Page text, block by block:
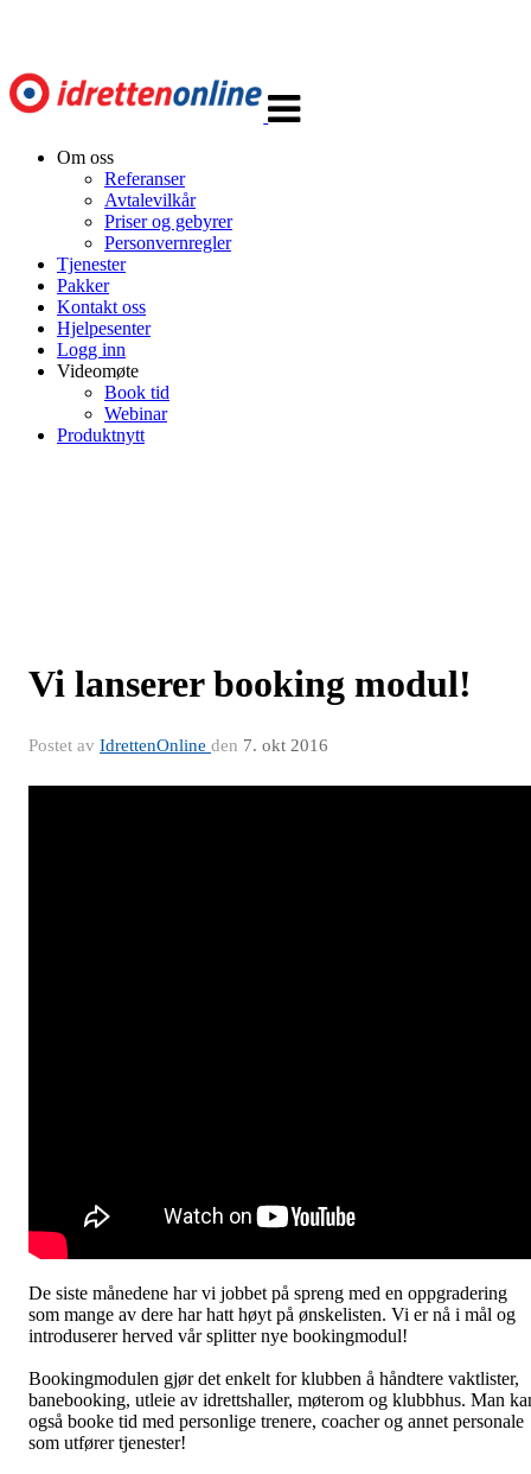
navigasjon
Om oss
Referanser
Avtalevilkår
Priser og gebyrer
Personvernregler
Tjenester
Pakker
Kontakt oss
Hjelpesenter
Logg inn
Videomøte
Book tid
Webinar
Produktnytt
Vi lanserer booking modul!
Postet av IdrettenOnline den 7. okt 2016
De siste månedene har vi jobbet på spreng med en oppgradering
som mange av dere har hatt høyt på ønskelisten. Vi er nå i mål og
introduserer herved vår splitter nye bookingmodul!
Bookingmodulen gjør det enkelt for klubben å håndtere vaktlister,
banebooking, utleie av idrettshaller, møterom og klubbhus. Man
også booke tid med personlige trenere, coacher og annet personale
som utfører tjenester!